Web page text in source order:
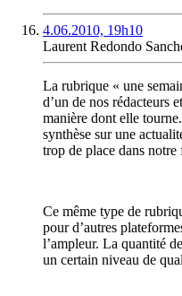
4.06.2010, 19h10
Laurent Redondo
La rubrique « une
d’un de nos rédacteurs
manière dont elle
synthèse sur une
trop de place dans notre
Ce même type de
pour d’autres
l’ampleur. La quantité
un certain niveau de